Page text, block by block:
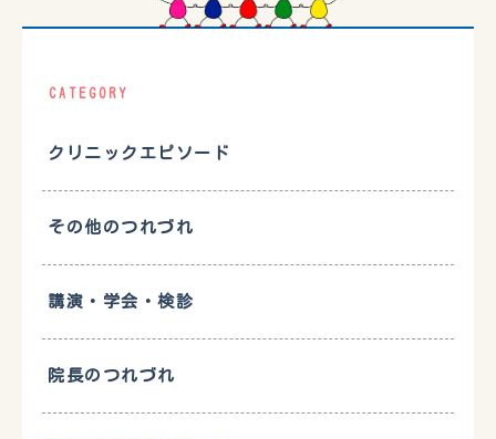
CATEGORY
クリニックエピソード
その他のつれづれ
講演・学会・検診
院長のつれづれ